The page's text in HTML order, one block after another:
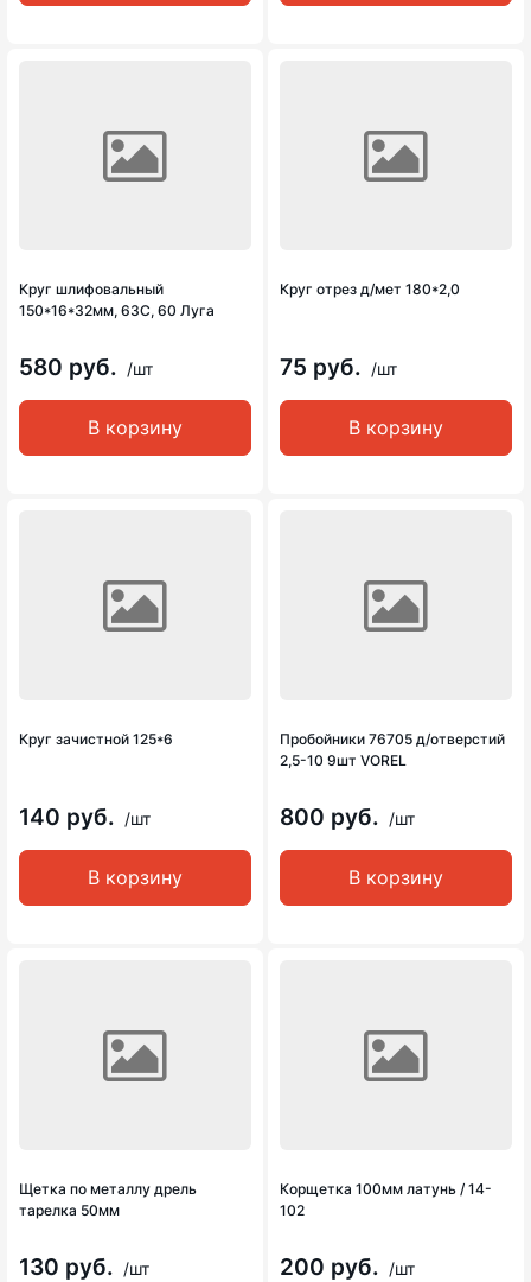
Круг шлифовальный
150*16*32мм, 63С, 60 Луга
580 руб. /шт
В корзину
Круг отрез д/мет 180*2,0
75 руб. /шт
В корзину
Круг зачистной 125*6
140 руб. /шт
В корзину
Пробойники 76705 д/отверстий
2,5-10 9шт VOREL
800 руб. /шт
В корзину
Щетка по металлу дрель
тарелка 50мм
130 руб. /шт
Корщетка 100мм латунь / 14-
102
200 руб. /шт